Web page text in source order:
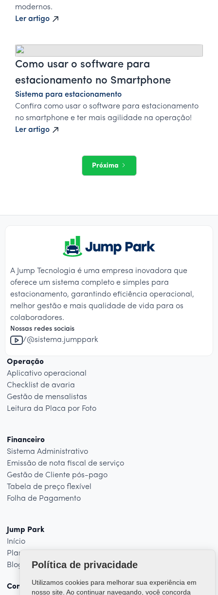
modernos.
Ler artigo
Como usar o software para
estacionamento no Smartphone
Sistema para estacionamento
Confira como usar o software para estacionamento
no smartphone e ter mais agilidade na operação!
Ler artigo
Próxima
A Jump Tecnologia é uma empresa inovadora que
oferece um sistema completo e simples para
estacionamento, garantindo eficiência operacional,
melhor gestão e mais qualidade de vida para os
colaboradores.
Nossas redes sociais
/@sistema.jumppark
Operação
Aplicativo operacional
Checklist de avaria
Gestão de mensalistas
Leitura da Placa por Foto
Financeiro
Sistema Administrativo
Emissão de nota fiscal de serviço
Gestão de Cliente pós-pago
Tabela de preço flexível
Folha de Pagamento
Jump Park
Início
Planos
Blog
Contato
Política de privacidade
Utilizamos cookies para melhorar sua experiência em
nosso site. Ao continuar navegando, você concorda